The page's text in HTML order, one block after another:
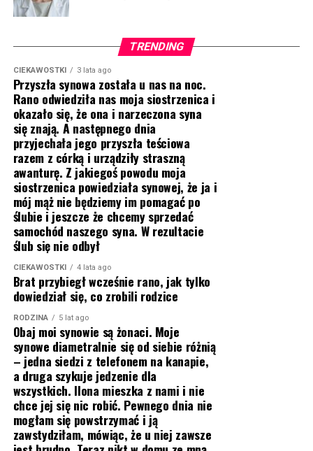
TRENDING
CIEKAWOSTKI 3 lata ago
Przyszła synowa została u nas na noc.
Rano odwiedziła nas moja siostrzenica i
okazało się, że ona i narzeczona syna
się znają. A następnego dnia
przyjechała jego przyszła teściowa
razem z córką i urządziły straszną
awanturę. Z jakiegoś powodu moja
siostrzenica powiedziała synowej, że ja i
mój mąż nie będziemy im pomagać po
ślubie i jeszcze że chcemy sprzedać
samochód naszego syna. W rezultacie
ślub się nie odbył
CIEKAWOSTKI 4 lata ago
Brat przybiegł wcześnie rano, jak tylko
dowiedział się, co zrobili rodzice
RODZINA 5 lat ago
Obaj moi synowie są żonaci. Moje
synowe diametralnie się od siebie różnią
– jedna siedzi z telefonem na kanapie,
a druga szykuje jedzenie dla
wszystkich. Ilona mieszka z nami i nie
chce jej się nic robić. Pewnego dnia nie
mogłam się powstrzymać i ją
zawstydziłam, mówiąc, że u niej zawsze